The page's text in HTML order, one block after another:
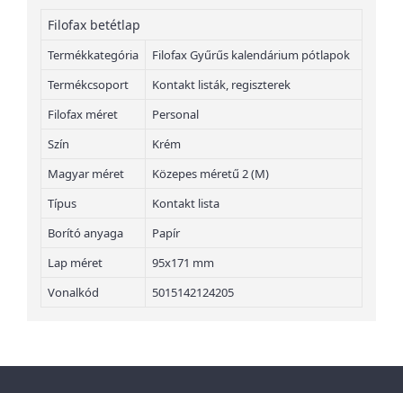
Filofax betétlap
Termékkategória
Filofax Gyűrűs kalendárium pótlapok
Termékcsoport
Kontakt listák, regiszterek
Filofax méret
Personal
Szín
Krém
Magyar méret
Közepes méretű 2 (M)
Típus
Kontakt lista
Borító anyaga
Papír
Lap méret
95x171 mm
Vonalkód
5015142124205